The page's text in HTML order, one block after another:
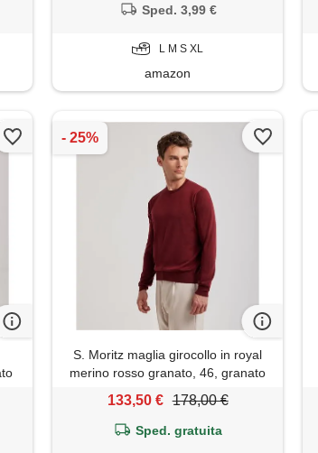
Sped. 3,99 €
L M S XL
amazon
S. Moritz maglia girocollo in royal
merino rosso granato, 46, granato
133,50 € 178,00 €
Sped. gratuita